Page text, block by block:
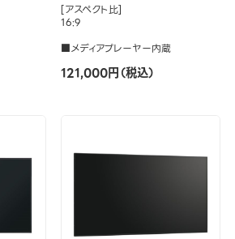
[アスペクト比]
16:9
■メディアプレーヤー内蔵
121,000円（税込）